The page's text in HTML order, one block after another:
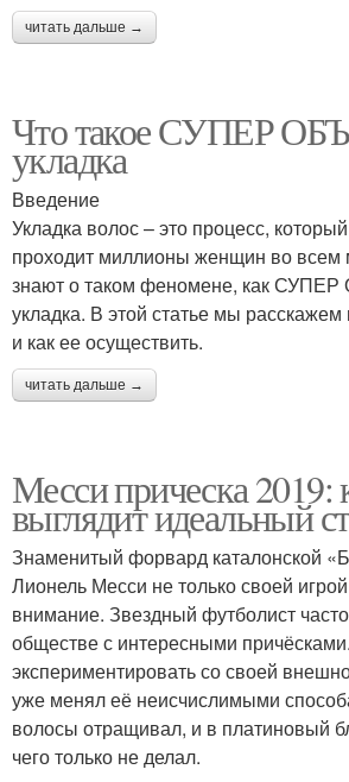
читать дальше →
Что такое СУПЕР
укладка
Введение
Укладка волос – это процесс,
проходит миллионы женщин во всем
знают о таком феномене, как
укладка. В этой статье мы расскажем
и как ее осуществить.
читать дальше →
Месси прическа 2019:
выглядит идеальный
Знаменитый форвард каталонской
Лионель Месси не только своей
внимание. Звездный футболист
обществе с интересными
экспериментировать со своей
уже менял её неисчислимыми
волосы отращивал, и в платиновый
чего только не делал.